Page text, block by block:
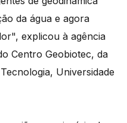
da água e agora
explicou à agência
Centro Geobiotec, da
Universidade